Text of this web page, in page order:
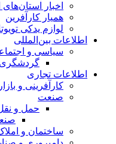
اخبار استان‌های
همیار کارآفرین
لوازم یدکی
اطلاعات بین‌المللی
سیاسی و
اطلاعات تجاری
کارآفرینی و
صنعت
حمل و
ساختمان و